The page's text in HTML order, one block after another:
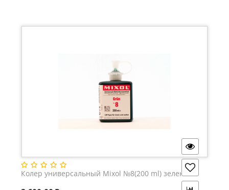
Колер универсальный Mixol №8(200 ml) зеленый